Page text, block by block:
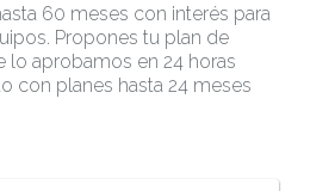
60 meses con interés para
Propones tu plan de
lo aprobamos en 24 horas
con planes hasta 24 meses